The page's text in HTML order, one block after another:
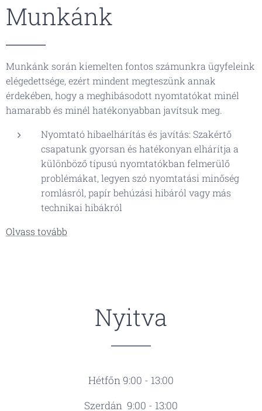
Munkánk
Munkánk során kiemelten fontos számunkra ügyfeleink
elégedettsége, ezért mindent megteszünk annak
érdekében, hogy a meghibásodott nyomtatókat minél
hamarabb és minél hatékonyabban javítsuk meg.
Nyomtató hibaelhárítás és javítás: Szakértő
csapatunk gyorsan és hatékonyan elhárítja a
különböző típusú nyomtatókban felmerülő
problémákat, legyen szó nyomtatási minőség
romlásról, papír behúzási hibáról vagy más
technikai hibákról
Olvass tovább
Nyitva
Hétfőn 9:00 - 13:00
Szerdán 9:00 - 13:00